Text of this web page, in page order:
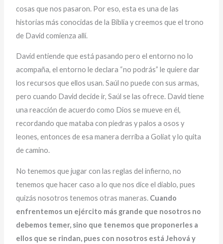
cosas que nos pasaron. Por eso, esta es una de las
historias más conocidas de la Biblia y creemos que el trono
de David comienza allí.
David entiende que está pasando pero el entorno no lo
acompaña, el entorno le declara “no podrás” le quiere dar
los recursos que ellos usan. Saúl no puede con sus armas,
pero cuando David decide ir, Saúl se las ofrece. David tiene
una reacción de acuerdo como Dios se mueve en él,
recordando que mataba con piedras y palos a osos y
leones, entonces de esa manera derriba a Goliat y lo quita
de camino.
No tenemos que jugar con las reglas del infierno, no
tenemos que hacer caso a lo que nos dice el diablo, pues
quizás nosotros tenemos otras maneras. Cuando
enfrentemos un ejército más grande que nosotros no
debemos temer, sino que tenemos que proponerles a
ellos que se rindan, pues con nosotros está Jehová y